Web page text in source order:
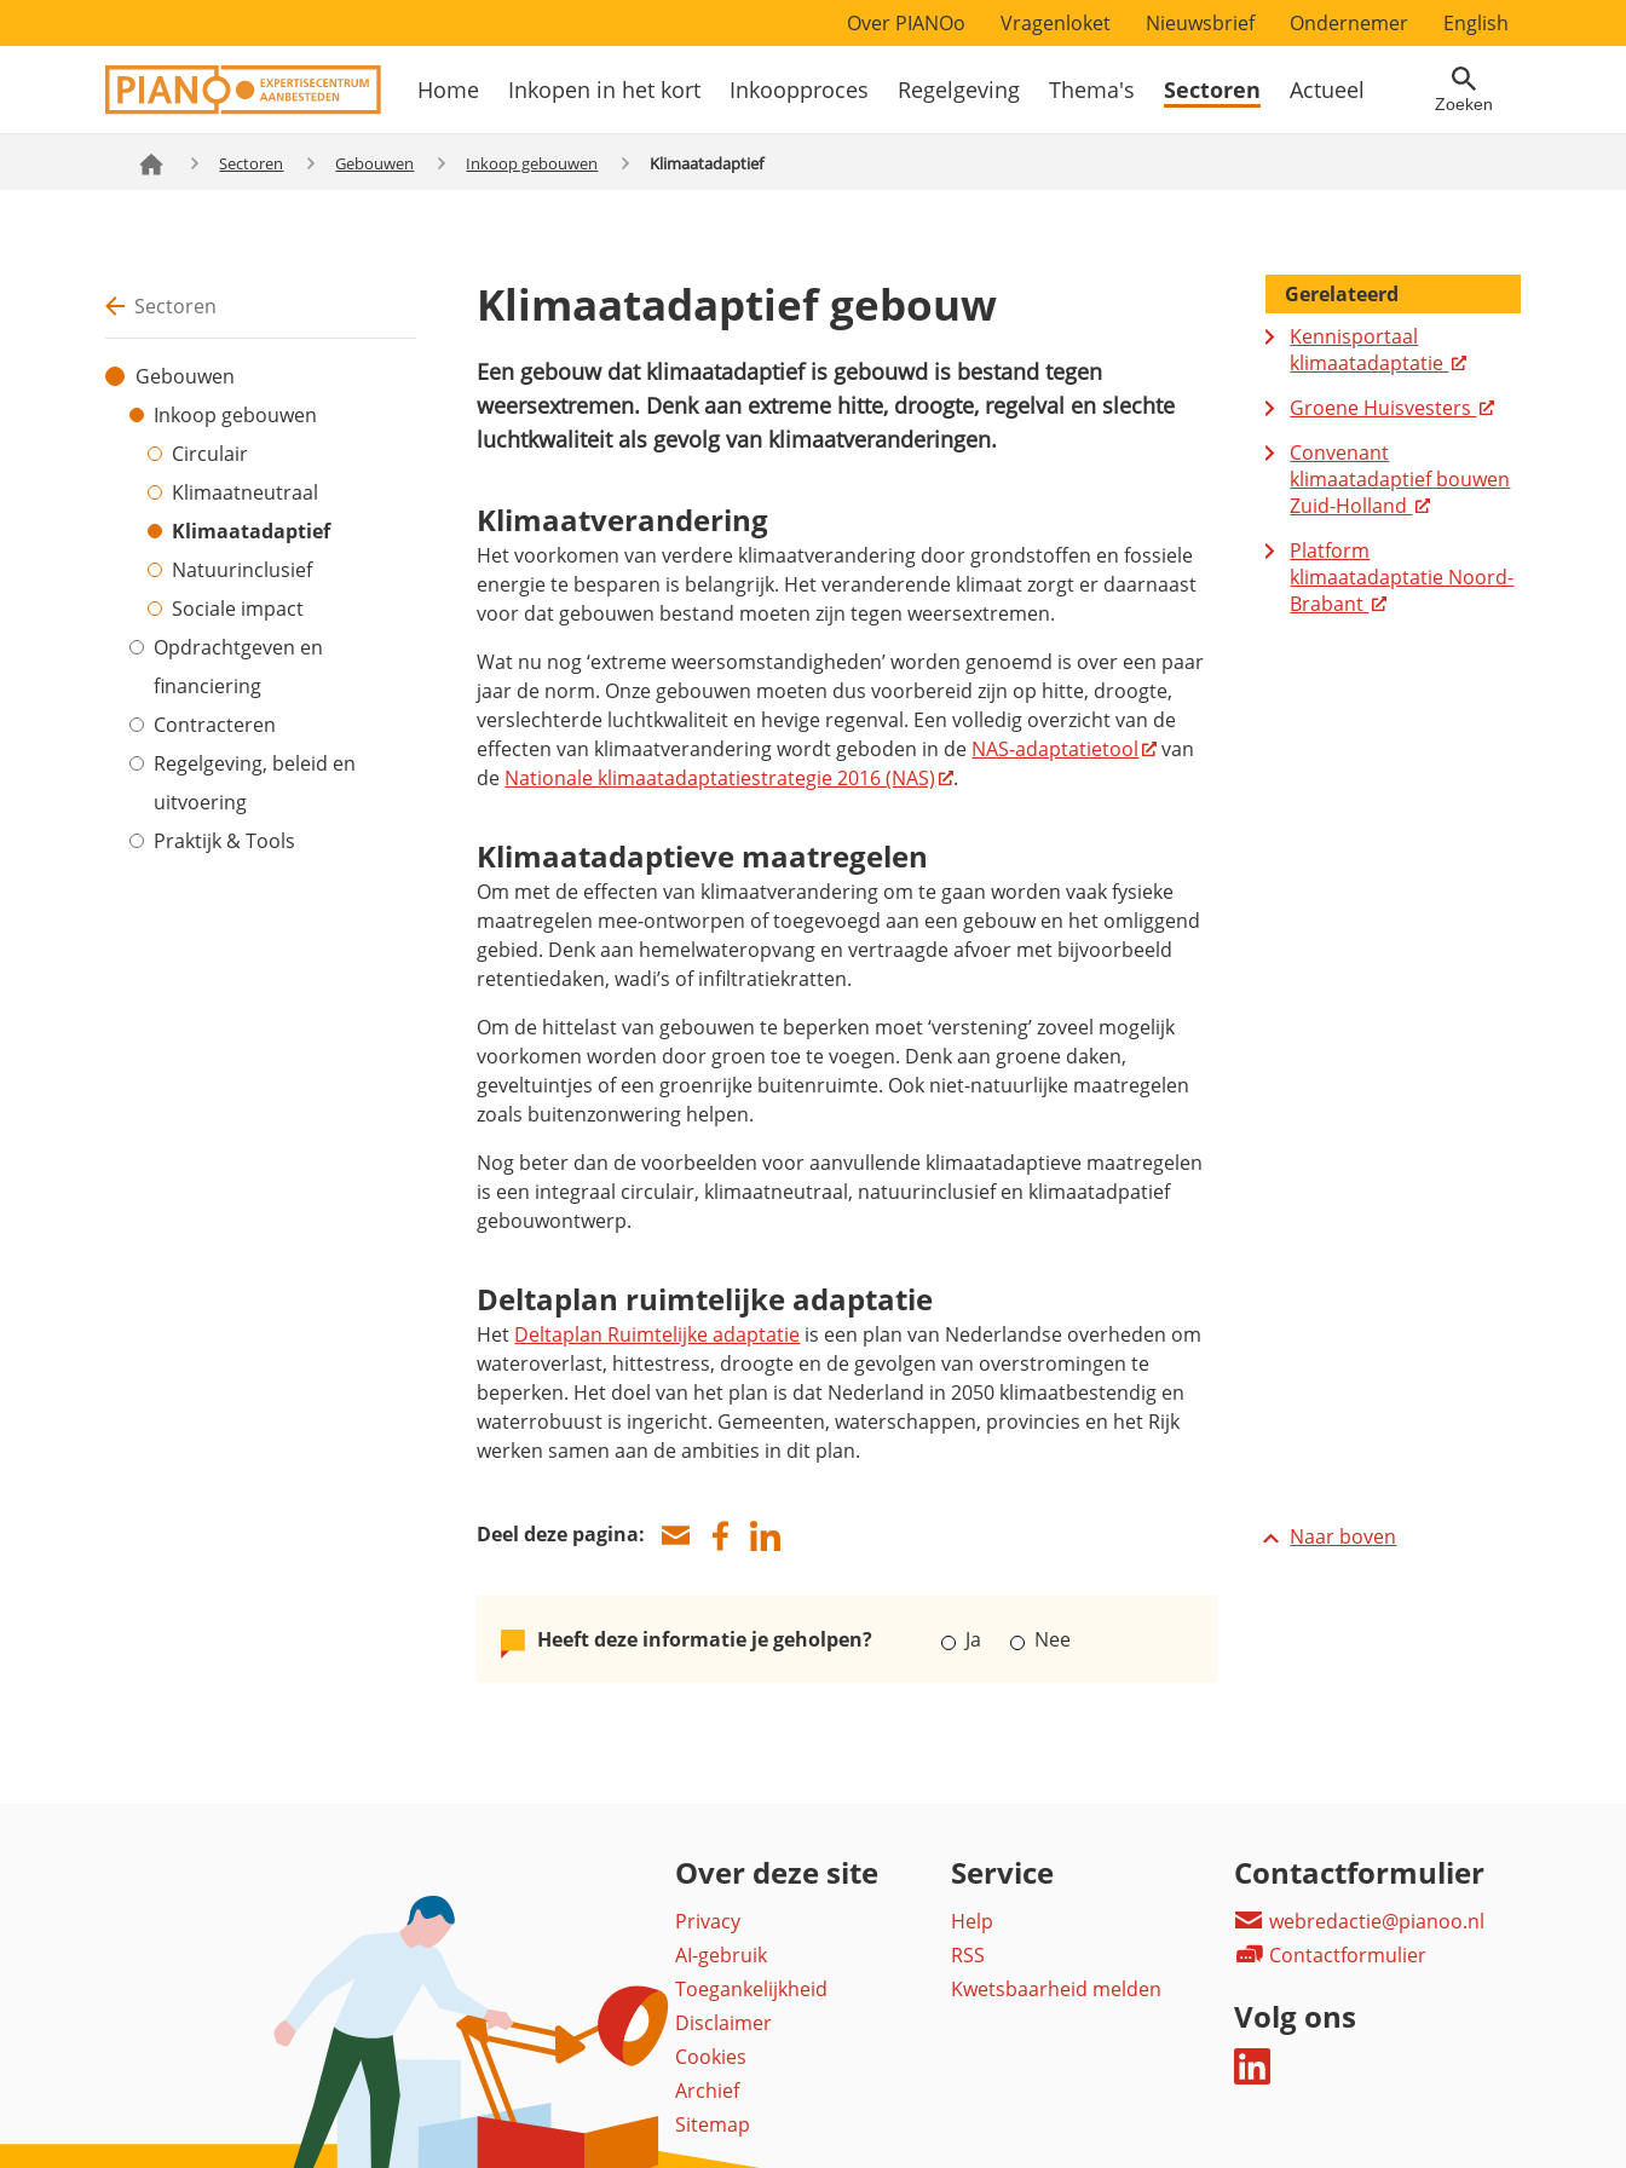
Overslaan
Secondary
navigation
Over PIANOo Vragenloket Nieuwsbrief Ondernemer English
Hoofdnavigatie
Home Inkopen in het kort Inkoopproces Regelgeving Thema's Sectoren Actueel Zoeken
Sectoren Gebouwen Inkoop gebouwen Klimaatadaptief
Sectoren
Gebouwen
Inkoop gebouwen
Circulair
Klimaatneutraal
Klimaatadaptief
Natuurinclusief
Sociale impact
Opdrachtgeven en
financiering
Contracteren
Regelgeving, beleid en
uitvoering
Praktijk & Tools
Klimaatadaptief gebouw
Een gebouw dat klimaatadaptief is gebouwd is bestand tegen
weersextremen. Denk aan extreme hitte, droogte, regelval en slechte
luchtkwaliteit als gevolg van klimaatveranderingen.
Klimaatverandering
Het voorkomen van verdere klimaatverandering door grondstoffen en fossiele
energie te besparen is belangrijk. Het veranderende klimaat zorgt er daarnaast
voor dat gebouwen bestand moeten zijn tegen weersextremen.
Wat nu nog ‘extreme weersomstandigheden’ worden genoemd is over een paar
jaar de norm. Onze gebouwen moeten dus voorbereid zijn op hitte, droogte,
verslechterde luchtkwaliteit en hevige regenval. Een volledig overzicht van de
effecten van klimaatverandering wordt geboden in de NAS-adaptatietool
van
de Nationale klimaatadaptatiestrategie 2016 (NAS) .
Klimaatadaptieve maatregelen
Om met de effecten van klimaatverandering om te gaan worden vaak fysieke
maatregelen mee-ontworpen of toegevoegd aan een gebouw en het omliggend
gebied. Denk aan hemelwateropvang en vertraagde afvoer met bijvoorbeeld
retentiedaken, wadi’s of infiltratiekratten.
Om de hittelast van gebouwen te beperken moet ‘verstening’ zoveel mogelijk
voorkomen worden door groen toe te voegen. Denk aan groene daken,
geveltuintjes of een groenrijke buitenruimte. Ook niet-natuurlijke maatregelen
zoals buitenzonwering helpen.
Nog beter dan de voorbeelden voor aanvullende klimaatadaptieve maatregelen
is een integraal circulair, klimaatneutraal, natuurinclusief en klimaatadpatief
gebouwontwerp.
Deltaplan ruimtelijke adaptatie
Het Deltaplan Ruimtelijke adaptatie is een plan van Nederlandse overheden om
wateroverlast, hittestress, droogte en de gevolgen van overstromingen te
beperken. Het doel van het plan is dat Nederland in 2050 klimaatbestendig en
waterrobuust is ingericht. Gemeenten, waterschappen, provincies en het Rijk
werken samen aan de ambities in dit plan.
Deel deze pagina:
Heeft deze informatie je geholpen? Ja Nee
Gerelateerd
Kennisportaal
klimaatadaptatie
Groene Huisvesters
Convenant
klimaatadaptief bouwen
Zuid-Holland
Platform
klimaatadaptatie Noord-
Brabant
Naar boven
Over deze site
Privacy
AI-gebruik
Toegankelijkheid
Disclaimer
Cookies
Archief
Sitemap
Service
Help
RSS
Kwetsbaarheid melden
Contactformulier
webredactie@pianoo.nl
Contactformulier
Volg ons